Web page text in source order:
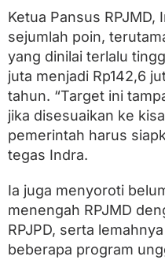
g
e
t
L
e
b
h
R
i
s
i
s
Ketua Pansus
sejumlah poin,
yang dinilai terlalu
juta menjadi Rp142,6
tahun. “Target ini
jika disesuaikan ke
pemerintah harus
tegas Indra.
Ia juga menyoroti
menengah RPJMD
RPJPD, serta
beberapa program